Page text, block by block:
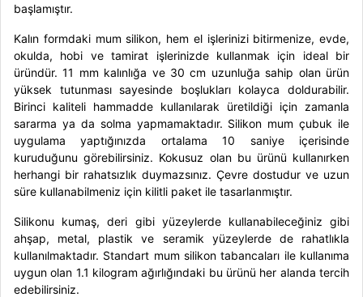
başlamıştır.
Kalın formdaki mum silikon, hem el işlerinizi bitirmenize, evde,
okulda, hobi ve tamirat işlerinizde kullanmak için ideal bir
üründür. 11 mm kalınlığa ve 30 cm uzunluğa sahip olan ürün
yüksek tutunması sayesinde boşlukları kolayca doldurabilir.
Birinci kaliteli hammadde kullanılarak üretildiği için zamanla
sararma ya da solma yapmamaktadır. Silikon mum çubuk ile
uygulama yaptığınızda ortalama 10 saniye içerisinde
kuruduğunu görebilirsiniz. Kokusuz olan bu ürünü kullanırken
herhangi bir rahatsızlık duymazsınız. Çevre dostudur ve uzun
süre kullanabilmeniz için kilitli paket ile tasarlanmıştır.
Silikonu kumaş, deri gibi yüzeylerde kullanabileceğiniz gibi
ahşap, metal, plastik ve seramik yüzeylerde de rahatlıkla
kullanılmaktadır. Standart mum silikon tabancaları ile kullanıma
uygun olan 1.1 kilogram ağırlığındaki bu ürünü her alanda tercih
edebilirsiniz.